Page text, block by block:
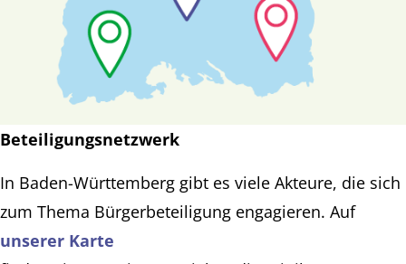
Beteiligungsnetzwerk
In Baden-Württemberg gibt es viele Akteure, die sich
zum Thema Bürgerbeteiligung engagieren. Auf
unserer Karte